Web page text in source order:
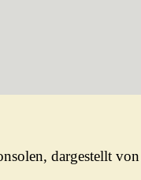
dargestellt